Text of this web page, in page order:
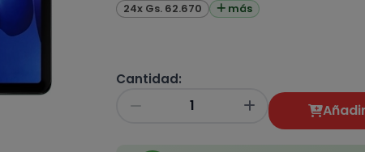
24x Gs. 62.670
más
Cantidad: